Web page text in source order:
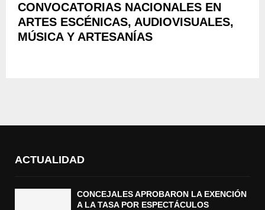
CONVOCATORIAS NACIONALES EN
ARTES ESCÉNICAS, AUDIOVISUALES,
MÚSICA Y ARTESANÍAS
ACTUALIDAD
CONCEJALES APROBARON LA EXENCIÓN
A LA TASA POR ESPECTÁCULOS